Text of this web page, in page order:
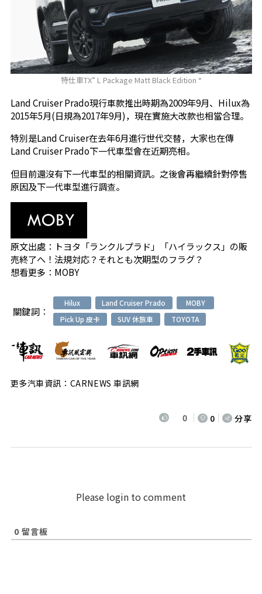
特仕車TX” L Package Matt Black Edition “
Land Cruiser Prado現行車款推出時期為2009年9月、Hilux為
2015年5月(日規為2017年9月)，現在實施大改款也相當合理。
特別是Land Cruiser在去年6月進行世代交替，大家也在傳
Land Cruiser Prado下一代車型會在近期亮相。
但目前還沒有下一代車型的相關資訊。之後會再繼續針對停售
原因及下一代車型進行調查。
原文出處： トヨタ「ランクルプラド」「ハイラックス」の販
売終了へ！法規対応？それとも次期型のフラグ？
想看更多： MOBY
關鍵詞：
Hilux Land Cruiser Prado
MOBY
Pick Up 皮卡
SUV 休旅車 TOYOTA
更多汽車資訊：CARNEWS 車訊網
0 0 分享
Please login to comment
0 留言板